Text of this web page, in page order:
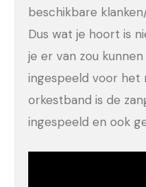
beschikbare
Dus wat je hoort is
je er van zou
ingespeeld voor het
orkestband is de
ingespeeld en ook